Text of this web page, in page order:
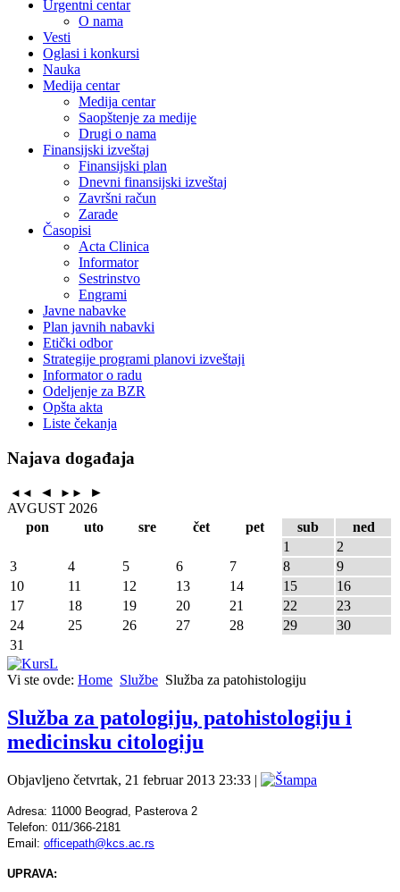
Urgentni centar
O nama
Vesti
Oglasi i konkursi
Nauka
Medija centar
Medija centar
Saopštenje za medije
Drugi o nama
Finansijski izveštaj
Finansijski plan
Dnevni finansijski izveštaj
Završni račun
Zarade
Časopisi
Acta Clinica
Informator
Sestrinstvo
Engrami
Javne nabavke
Plan javnih nabavki
Etički odbor
Strategije programi planovi izveštaji
Informator o radu
Odeljenje za BZR
Opšta akta
Liste čekanja
Najava događaja
◄◄ ◄ ►►
►
AVGUST 2026
pon
uto sre čet pet sub
ned
1
2
3
4 5 6 7 8
9
10
11 12 13 14 15
16
17
18 19 20 21 22
23
24
25 26 27 28 29
30
31
Vi ste ovde: Home Službe Služba za patohistologiju
Služba za patologiju, patohistologiju i
medicinsku citologiju
Objavljeno četvrtak, 21 februar 2013 23:33 |
Adresa: 11000 Beograd, Pasterova 2
Telefon: 011/366-2181
Email: officepath@kcs.ac.rs
UPRAVA: